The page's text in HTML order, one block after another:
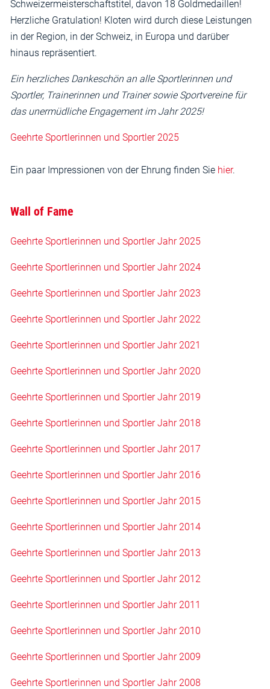
Schweizermeisterschaftstitel, davon 18 Goldmedaillen!
Herzliche Gratulation! Kloten wird durch diese Leistungen
in der Region, in der Schweiz, in Europa und darüber
hinaus repräsentiert.
Ein herzliches Dankeschön an alle Sportlerinnen und
Sportler, Trainerinnen und Trainer sowie Sportvereine für
das unermüdliche Engagement im Jahr 2025!
Geehrte Sportlerinnen und Sportler 2025
Ein paar Impressionen von der Ehrung finden Sie hier.
Wall of Fame
Geehrte Sportlerinnen und Sportler Jahr 2025
Geehrte Sportlerinnen und Sportler Jahr 2024
Geehrte Sportlerinnen und Sportler Jahr 2023
Geehrte Sportlerinnen und Sportler Jahr 2022
Geehrte Sportlerinnen und Sportler Jahr 2021
Geehrte Sportlerinnen und Sportler Jahr 2020
Geehrte Sportlerinnen und Sportler Jahr 2019
Geehrte Sportlerinnen und Sportler Jahr 2018
Geehrte Sportlerinnen und Sportler Jahr 2017
Geehrte Sportlerinnen und Sportler Jahr 2016
Geehrte Sportlerinnen und Sportler Jahr 2015
Geehrte Sportlerinnen und Sportler Jahr 2014
Geehrte Sportlerinnen und Sportler Jahr 2013
Geehrte Sportlerinnen und Sportler Jahr 2012
Geehrte Sportlerinnen und Sportler Jahr 2011
Geehrte Sportlerinnen und Sportler Jahr 2010
Geehrte Sportlerinnen und Sportler Jahr 2009
Geehrte Sportlerinnen und Sportler Jahr 2008